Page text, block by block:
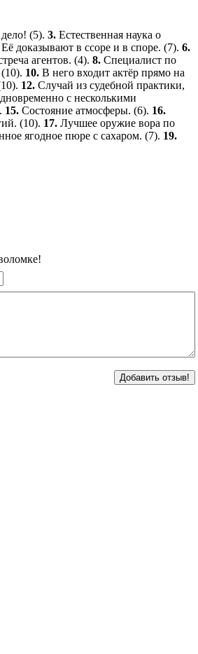
(5). 3. Естественная наука о
Её доказывают в ссоре и в споре. (7). 6.
агентов. (4). 8. Специалист по
10. В него входит актёр прямо на
12. Случай из судебной практики,
с несколькими
15. Состояние атмосферы. (6). 16.
(10). 17. Лучшее оружие вора по
ягодное пюре с сахаром. (7). 19.